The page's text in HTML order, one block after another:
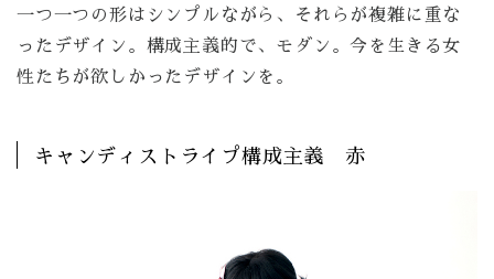
一つ一つの形はシンプルながら、それらが複雑に重な
ったデザイン。構成主義的で、モダン。今を生きる女
性たちが欲しかったデザインを。
キャンディストライプ構成主義 赤